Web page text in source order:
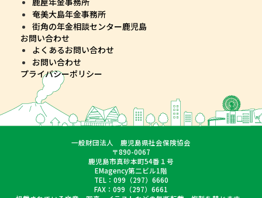
奄美大島年金事務所
街角の年金相談センター鹿児島
お問い合わせ
よくあるお問い合わせ
お問い合わせ
プライバシーポリシー
一般財団法人 鹿児島県社会保険協会
〒890-0067
鹿児島市真砂本町54番１号
EMagency第二ビル1階
TEL：099（297）6660
FAX：099（297）6661